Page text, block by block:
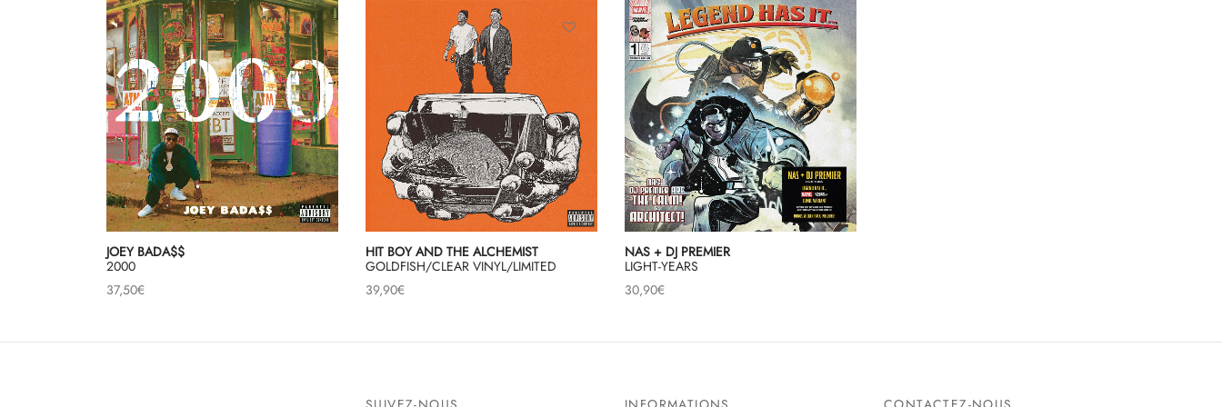
JOEY BADA$$
2000
37,50€
HIT BOY AND THE ALCHEMIST
GOLDFISH/CLEAR VINYL/LIMITED
39,90€
NAS + DJ PREMIER
LIGHT-YEARS
30,90€